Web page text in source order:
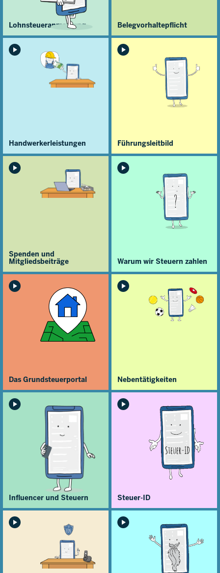
Lohn­steuer­anmeldung
Handwerker­leistungen
Spenden und
Mitgliedsbeiträge
Das Grundsteuerportal
Influencer und Steuern
Belegvorhalte­pflicht
Führungsleitbild
Warum wir Steuern zahlen
Nebentätigkeiten
Steuer-ID